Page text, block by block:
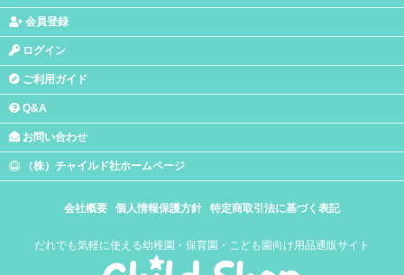
会員登録
ログイン
ご利用ガイド
Q&A
お問い合わせ
（株）チャイルド社ホームページ
会社概要 個人情報保護方針 特定商取引法に基づく表記
だれでも気軽に使える幼稚園・保育園・こども園向け用品通販サイト